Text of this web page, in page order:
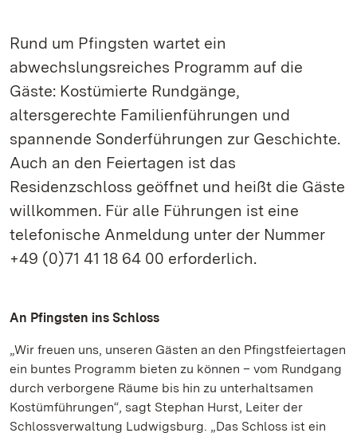
Rund um Pfingsten wartet ein
abwechslungsreiches Programm auf die
Gäste: Kostümierte Rundgänge,
altersgerechte Familienführungen und
spannende Sonderführungen zur Geschichte.
Auch an den Feiertagen ist das
Residenzschloss geöffnet und heißt die Gäste
willkommen. Für alle Führungen ist eine
telefonische Anmeldung unter der Nummer
+49 (0)71 41 18 64 00 erforderlich.
An Pfingsten ins Schloss
„Wir freuen uns, unseren Gästen an den Pfingstfeiertagen
ein buntes Programm bieten zu können – vom Rundgang
durch verborgene Räume bis hin zu unterhaltsamen
Kostümführungen“, sagt Stephan Hurst, Leiter der
Schlossverwaltung Ludwigsburg. „Das Schloss ist ein